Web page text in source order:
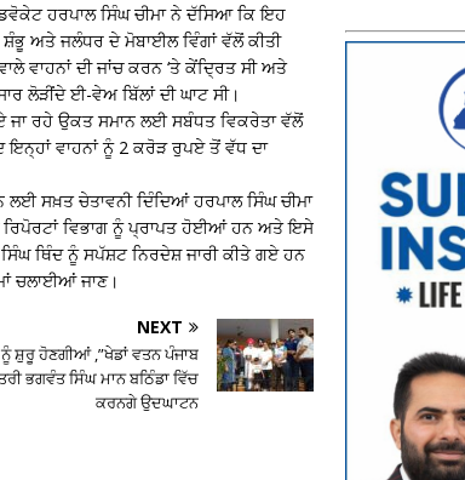
ਹਰਪਾਲ ਸਿੰਘ ਚੀਮਾ ਨੇ ਦੱਸਿਆ ਕਿ ਇਹ
ਅਤੇ ਜਲੰਧਰ ਦੇ ਮੋਬਾਈਲ ਵਿੰਗਾਂ ਵੱਲੋਂ ਕੀਤੀ
ਵਾਹਨਾਂ ਦੀ ਜਾਂਚ ਕਰਨ ‘ਤੇ ਕੇਂਦ੍ਰਿਤ ਸੀ ਅਤੇ
ਲੋੜੀਂਦੇ ਈ-ਵੇਅ ਬਿੱਲਾਂ ਦੀ ਘਾਟ ਸੀ।
ਜਾ ਰਹੇ ਉਕਤ ਸਮਾਨ ਲਈ ਸਬੰਧਤ ਵਿਕਰੇਤਾ ਵੱਲੋਂ
ਇਨ੍ਹਾਂ ਵਾਹਨਾਂ ਨੂੰ 2 ਕਰੋੜ ਰੁਪਏ ਤੋਂ ਵੱਧ ਦਾ
ਸਖ਼ਤ ਚੇਤਾਵਨੀ ਦਿੰਦਿਆਂ ਹਰਪਾਲ ਸਿੰਘ ਚੀਮਾ
ਰਿਪੋਰਟਾਂ ਵਿਭਾਗ ਨੂੰ ਪ੍ਰਾਪਤ ਹੋਈਆਂ ਹਨ ਅਤੇ ਇਸੇ
ਥਿੰਦ ਨੂੰ ਸਪੱਸ਼ਟ ਨਿਰਦੇਸ਼ ਜਾਰੀ ਕੀਤੇ ਗਏ ਹਨ
ਚਲਾਈਆਂ ਜਾਣ।
NEXT
ਸ਼ੁਰੂ ਹੋਣਗੀਆਂ ,”ਖੇਡਾਂ ਵਤਨ ਪੰਜਾਬ
ਭਗਵੰਤ ਸਿੰਘ ਮਾਨ ਬਠਿੰਡਾ ਵਿੱਚ
ਕਰਨਗੇ ਉਦਘਾਟਨ